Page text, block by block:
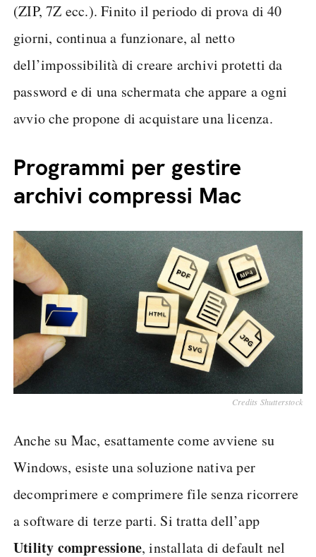
(ZIP, 7Z ecc.). Finito il periodo di prova di 40
giorni, continua a funzionare, al netto
dell’impossibilità di creare archivi protetti da
password e di una schermata che appare a ogni
avvio che propone di acquistare una licenza.
Programmi per gestire
archivi compressi Mac
Credits Shutterstock
Anche su Mac, esattamente come avviene su
Windows, esiste una soluzione nativa per
decomprimere e comprimere file senza ricorrere
a software di terze parti. Si tratta dell’app
Utility compressione, installata di default nel